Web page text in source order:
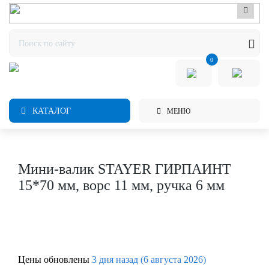
0
КАТАЛОГ МЕНЮ
Мини-валик STAYER ГИРПАИНТ
15*70 мм, ворс 11 мм, ручка 6 мм
Цены обновлены 3 дня назад (6 августа 2026)